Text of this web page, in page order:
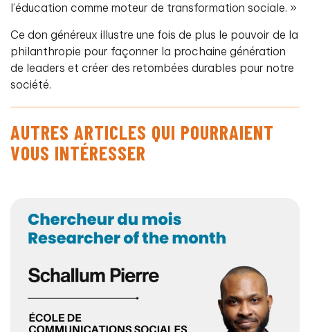
l’éducation comme moteur de transformation sociale. »
Ce don généreux illustre une fois de plus le pouvoir de la
philanthropie pour façonner la prochaine génération
de leaders et créer des retombées durables pour notre
société.
AUTRES ARTICLES QUI POURRAIENT
VOUS INTÉRESSER